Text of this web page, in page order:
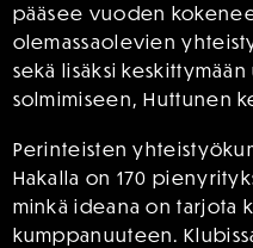
pääsee vuoden
olemassaolevien
sekä lisäksi
solmimiseen, Huttunen
Perinteisten
Hakalla on 170
minkä ideana on tarjota
kumppanuuteen.